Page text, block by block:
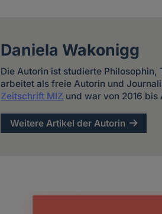
Daniela Wakonigg
Die Autorin ist studierte
arbeitet als freie Autorin und
Zeitschrift MIZ und war von 2016
Weitere Artikel der Autorin